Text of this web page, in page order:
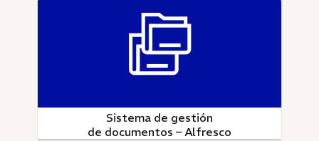
Sistema de gestión
de documentos – Alfresco